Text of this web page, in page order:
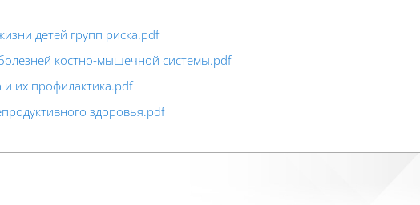
детей групп риска.pdf
костно-мышечной системы.pdf
и их профилактика.pdf
здоровья.pdf